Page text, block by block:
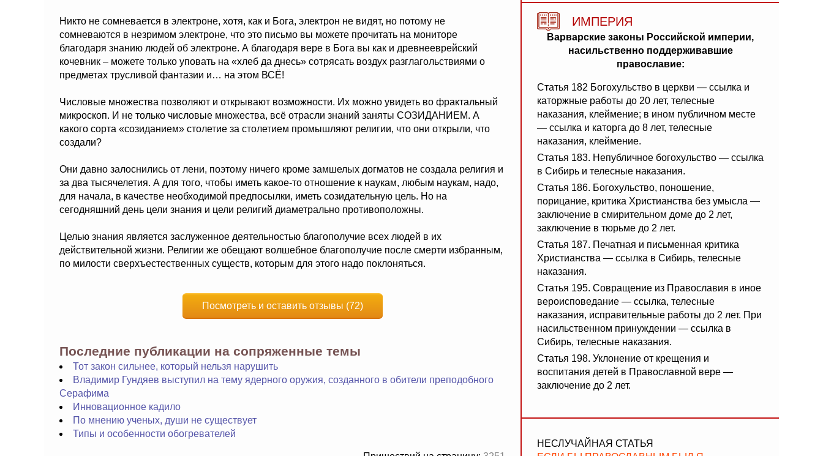
Никто не сомневается в электроне, хотя, как и Бога, электрон не видят, но потому не
сомневаются в незримом электроне, что это письмо вы можете прочитать на мониторе
благодаря знанию людей об электроне. А благодаря вере в Бога вы как и древнееврейский
кочевник – можете только уповать на «хлеб да днесь» сотрясать воздух разглагольствиями о
предметах трусливой фантазии и… на этом ВСЁ!
Числовые множества позволяют и открывают возможности. Их можно увидеть во фрактальный
микроскоп. И не только числовые множества, всё отрасли знаний заняты СОЗИДАНИЕМ. А
какого сорта «созиданием» столетие за столетием промышляют религии, что они открыли, что
создали?
Они давно залоснились от лени, поэтому ничего кроме замшелых догматов не создала религия и
за два тысячелетия. А для того, чтобы иметь какое-то отношение к наукам, любым наукам, надо,
для начала, в качестве необходимой предпосылки, иметь созидательную цель. Но на
сегодняшний день цели знания и цели религий диаметрально противоположны.
Целью знания является заслуженное деятельностью благополучие всех людей в их
действительной жизни. Религии же обещают волшебное благополучие после смерти избранным,
по милости сверхъестественных существ, которым для этого надо поклоняться.
Посмотреть и оставить отзывы (72)
Последние публикации на сопряженные темы
Тот закон сильнее, который нельзя нарушить
Владимир Гундяев выступил на тему ядерного оружия, созданного в обители преподобного
Серафима
Инновационное кадило
По мнению ученых, души не существует
Типы и особенности обогревателей
ИМПЕРИЯ
Варварские законы Российской империи,
насильственно поддерживавшие
православие:
Статья 182 Богохульство в церкви — ссылка и
каторжные работы до 20 лет, телесные
наказания, клеймение; в ином публичном месте
— ссылка и каторга до 8 лет, телесные
наказания, клеймение.
Статья 183. Непубличное богохульство — ссылка
в Сибирь и телесные наказания.
Статья 186. Богохульство, поношение,
порицание, критика Христианства без умысла —
заключение в смирительном доме до 2 лет,
заключение в тюрьме до 2 лет.
Статья 187. Печатная и письменная критика
Христианства — ссылка в Сибирь, телесные
наказания.
Статья 195. Совращение из Православия в иное
вероисповедание — ссылка, телесные
наказания, исправительные работы до 2 лет. При
насильственном принуждении — ссылка в
Сибирь, телесные наказания.
Статья 198. Уклонение от крещения и
воспитания детей в Православной вере —
заключение до 2 лет.
НЕСЛУЧАЙНАЯ СТАТЬЯ